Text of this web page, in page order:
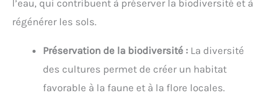
l’eau, qui contribuent à préserver la biodiversité et à
régénérer les sols.
Préservation de la biodiversité : La diversité
des cultures permet de créer un habitat
favorable à la faune et à la flore locales.